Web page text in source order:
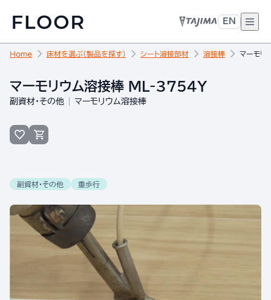
EN
Home 床材を選ぶ（製品を探す） シート溶接部材 溶接棒 マーモ
マーモリウム溶接棒 ML-3754Y
副資材・その他 マーモリウム溶接棒
副資材・その他 重歩行